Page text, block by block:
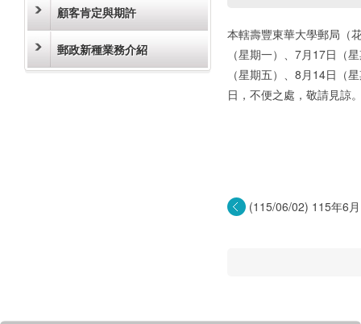
顧客肯定與期許
郵政新種業務介紹
本轄壽豐東華大學郵局（
（星期一）、7月17日（
（星期五）、8月14日（
日，不便之處，敬請見諒
(115/06/02) 115年6